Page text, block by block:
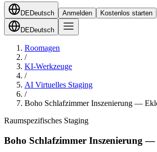
DEDeutsch Anmelden Kostenlos starten
DEDeutsch
Roomagen
/
KI-Werkzeuge
/
AI Virtuelles Staging
/
Boho Schlafzimmer Inszenierung —
Raumspezifisches Staging
Boho Schlafzimmer Inszenierung